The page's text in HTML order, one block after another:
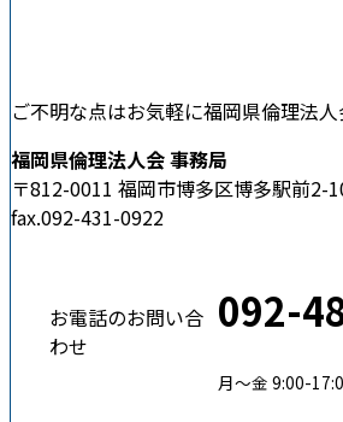
ご不明な点はお気軽に福岡県倫理法
福岡県倫理法人会 事務局
〒812-0011 福岡市博多区博多駅前2-
fax.092-431-0922
お電話のお問い合
わせ
092-
月〜金 9:00-